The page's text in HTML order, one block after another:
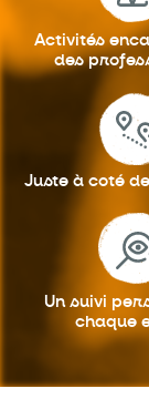
Activités
des
Juste à coté
Un suivi
chaque